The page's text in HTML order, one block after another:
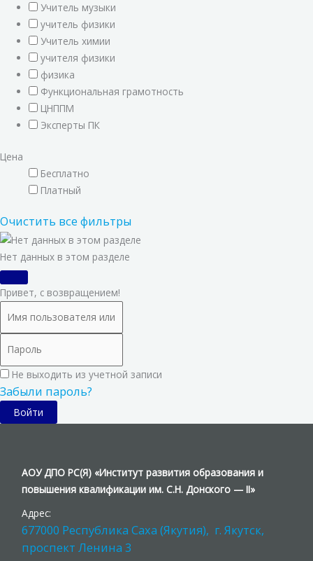
Учитель музыки
учитель физики
Учитель химии
учителя физики
физика
Функциональная грамотность
ЦНППМ
Эксперты ПК
Цена
Бесплатно
Платный
Очистить все фильтры
Нет данных в этом разделе
Привет, с возвращением!
Не выходить из учетной записи
Забыли пароль?
Войти
АОУ ДПО РС(Я) «Институт развития образования и
повышения квалификации им. С.Н. Донского — II»
Адрес:
677000 Республика Саха (Якутия), г. Якутск,
проспект Ленина 3